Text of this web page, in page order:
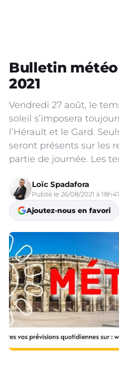
Bulletin
2021
Vendredi 27 août, le
soleil s’imposera
l’Hérault et le Gard.
seront présents sur les
partie de journée. Les
Loïc Spadafora
Publié le 26/08/2021 à
Ajoutez-nous en favori